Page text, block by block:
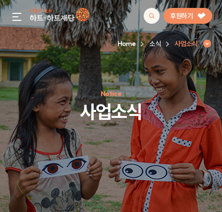
gnb menu open 후원하기
인기 키워드
#정기후원#하트플레이스#캠페인#팬덤후원
Home 소식 사업소식
Notice
사업소식
사업소식